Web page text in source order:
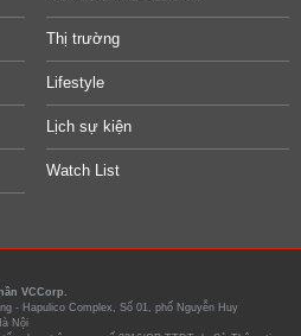
Thị trường
Lifestyle
Lịch sự kiện
Watch List
VCCorp.
- Hapulico Complex, Số 01, phố Nguyễn Huy
Nội